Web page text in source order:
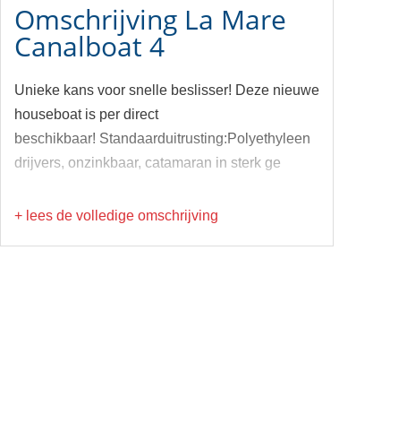
Omschrijving La Mare
Canalboat 4
Unieke kans voor snelle beslisser! Deze nieuwe
houseboat is per direct
beschikbaar! Standaarduitrusting:Polyethyleen
drijvers, onzinkbaar, catamaran in sterk ge
+ lees de volledige omschrijving